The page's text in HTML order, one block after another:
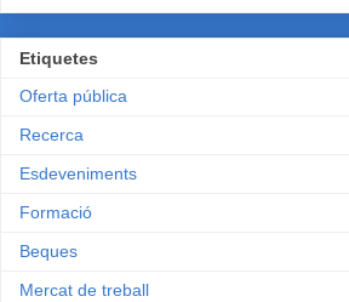
Etiquetes
Oferta pública
Recerca
Esdeveniments
Formació
Beques
Mercat de treball